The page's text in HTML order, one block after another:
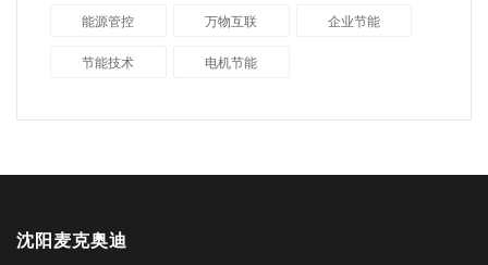
能源管控 万物互联 企业节能
节能技术 电机节能
沈阳麦克奥迪